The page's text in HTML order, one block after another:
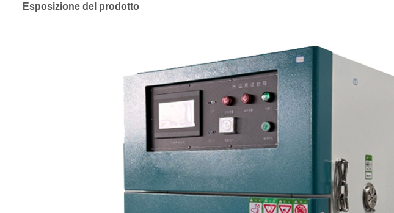
Esposizione del prodotto